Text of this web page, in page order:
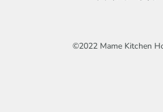
©2022 Mame Kitchen